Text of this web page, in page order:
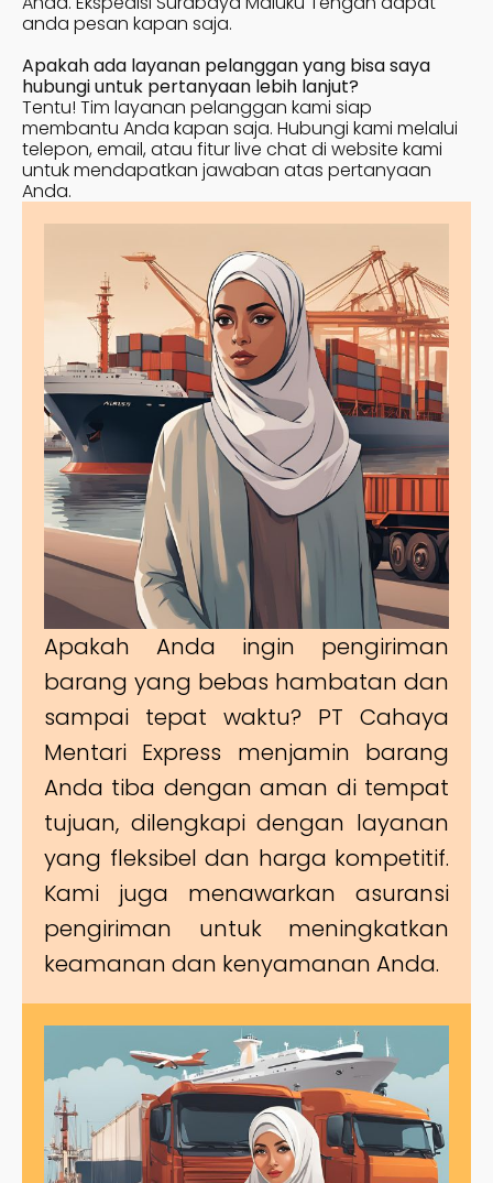
anda pesan kapan saja.
Apakah ada layanan pelanggan yang bisa saya
hubungi untuk pertanyaan lebih lanjut?
Tentu! Tim layanan pelanggan kami siap
membantu Anda kapan saja. Hubungi kami melalui
telepon, email, atau fitur live chat di website kami
untuk mendapatkan jawaban atas pertanyaan
Anda.
Apakah Anda ingin pengiriman
barang yang bebas hambatan dan
sampai tepat waktu? PT Cahaya
Mentari Express menjamin barang
Anda tiba dengan aman di tempat
tujuan, dilengkapi dengan layanan
yang fleksibel dan harga kompetitif.
Kami juga menawarkan asuransi
pengiriman untuk meningkatkan
keamanan dan kenyamanan Anda.